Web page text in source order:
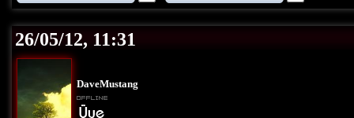
26/05/12, 11:31
DaveMustang